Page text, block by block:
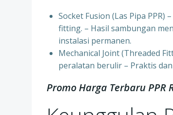
Socket Fusion (Las Pipa
fitting. – Hasil sambungan
instalasi permanen.
⁠Mechanical Joint (Threaded
peralatan berulir – Praktis
Promo Harga Terbaru PPR